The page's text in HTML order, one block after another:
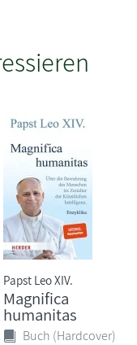
Papst Leo XIV.
Magnifica
humanitas
Buch (Hardcover)